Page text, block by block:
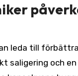
leda till
saligering och